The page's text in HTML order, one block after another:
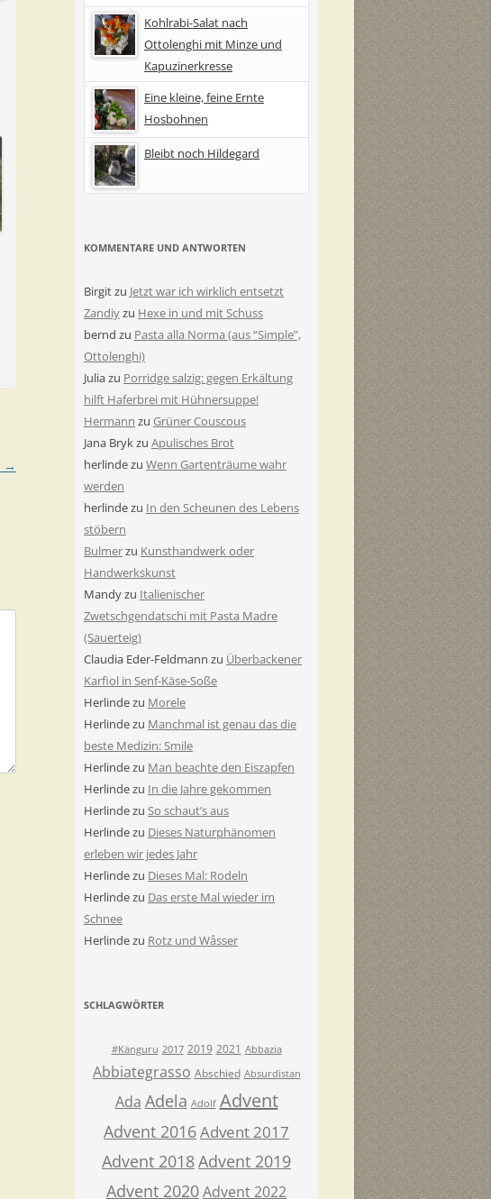
→
Kohlrabi-Salat nach
Ottolenghi mit Minze und
Kapuzinerkresse
Eine kleine, feine Ernte
Hosbohnen
Bleibt noch Hildegard
KOMMENTARE UND ANTWORTEN
Birgitzu Jetzt war ich wirklich entsetzt
Zandiyzu Hexe in und mit Schuss
bernd zu Pasta alla Norma (aus “Simple”,
Ottolenghi)
Juliazu Porridge salzig: gegen Erkältung
hilft Haferbrei mit Hühnersuppe!
Hermann zu Grüner Couscous
Jana Brykzu Apulisches Brot
herlindezu Wenn Gartenträume wahr
werden
herlindezu In den Scheunen des Lebens
stöbern
Bulmerzu Kunsthandwerk oder
Handwerkskunst
Mandyzu Italienischer
Zwetschgendatschi mit Pasta Madre
(Sauerteig)
Claudia Eder-Feldmann zu Überbackener
Karfiol in Senf-Käse-Soße
Herlindezu Morele
Herlindezu Manchmal ist genau das die
beste Medizin: Smile
Herlindezu Man beachte den Eiszapfen
Herlindezu In die Jahre gekommen
Herlindezu So schaut’s aus
Herlindezu Dieses Naturphänomen
erleben wir jedes Jahr
Herlindezu Dieses Mal: Rodeln
Herlindezu Das erste Mal wieder im
Schnee
Herlindezu Rotz und Wåsser
SCHLAGWÖRTER
#Känguru 2017 2019 2021 Abbazia
Abbiategrasso Abschied Absurdistan
Ada Adela Adolf Advent
Advent 2016Advent 2017
Advent 2018Advent 2019
Advent 2020Advent 2022